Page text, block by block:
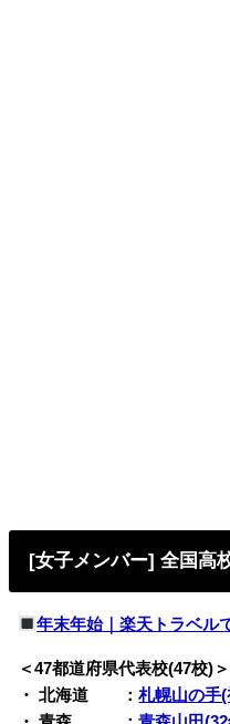
[女子メンバー] 全国高
年末年始｜楽天トラベル
＜47都道府県代表校(47校)＞
・ 北海道 ：札幌山の手